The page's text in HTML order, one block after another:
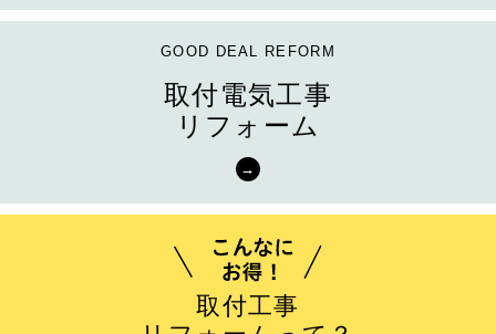
取付電気工事
リフォーム
取付工事